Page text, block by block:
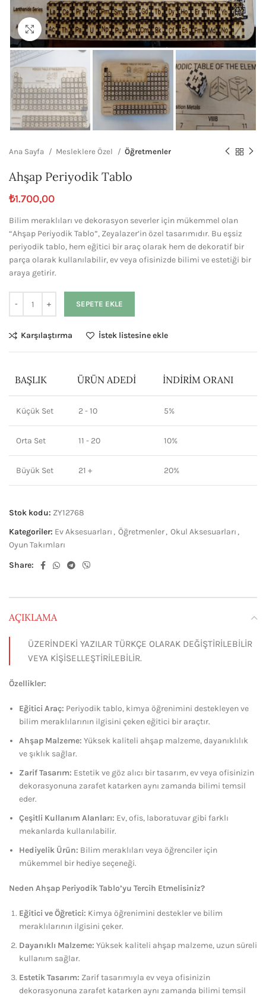
Büyütmek için tıklayın
Ana Sayfa Mesleklere Özel Öğretmenler
Ahşap Periyodik Tablo
₺1.700,00
Bilim meraklıları ve dekorasyon severler için mükemmel olan
“Ahşap Periyodik Tablo”, Zeyalazer’in özel tasarımıdır. Bu eşsiz
periyodik tablo, hem eğitici bir araç olarak hem de dekoratif bir
parça olarak kullanılabilir, ev veya ofisinizde bilimi ve estetiği bir
araya getirir.
SEPETE EKLE
Karşılaştırma İstek listesine ekle
BAŞLIK ÜRÜN ADEDI İNDIRIM ORANI
Küçük Set 2 - 10 5%
Orta Set 11 - 20 10%
Büyük Set 21 + 20%
Stok kodu: ZY12768
Kategoriler: Ev Aksesuarları , Öğretmenler, Okul Aksesuarları ,
Oyun Takımları
Share:
AÇIKLAMA
ÜZERİNDEKİ YAZILAR TÜRKÇE OLARAK DEĞİŞTİRİLEBİLİR
VEYA KİŞİSELLEŞTİRİLEBİLİR.
Özellikler:
Eğitici Araç: Periyodik tablo, kimya öğrenimini destekleyen ve
bilim meraklılarının ilgisini çeken eğitici bir araçtır.
Ahşap Malzeme: Yüksek kaliteli ahşap malzeme, dayanıklılık
ve şıklık sağlar.
Zarif Tasarım: Estetik ve göz alıcı bir tasarım, ev veya ofisinizin
dekorasyonuna zarafet katarken aynı zamanda bilimi temsil
eder.
Çeşitli Kullanım Alanları: Ev, ofis, laboratuvar gibi farklı
mekanlarda kullanılabilir.
Hediyelik Ürün: Bilim meraklıları veya öğrenciler için
mükemmel bir hediye seçeneği.
Neden Ahşap Periyodik Tablo’yu Tercih Etmelisiniz?
Eğitici ve Öğretici: Kimya öğrenimini destekler ve bilim
meraklılarının ilgisini çeker.
Dayanıklı Malzeme: Yüksek kaliteli ahşap malzeme, uzun süreli
kullanım sağlar.
Estetik Tasarım: Zarif tasarımıyla ev veya ofisinizin
dekorasyonuna zarafet katarken aynı zamanda bilimi temsil